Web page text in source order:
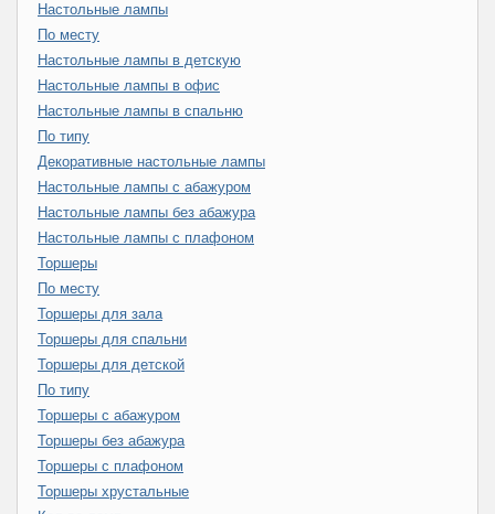
Настольные лампы
По месту
Настольные лампы в детскую
Настольные лампы в офис
Настольные лампы в спальню
По типу
Декоративные настольные лампы
Настольные лампы с абажуром
Настольные лампы без абажура
Настольные лампы с плафоном
Торшеры
По месту
Торшеры для зала
Торшеры для спальни
Торшеры для детской
По типу
Торшеры с абажуром
Торшеры без абажура
Торшеры с плафоном
Торшеры хрустальные